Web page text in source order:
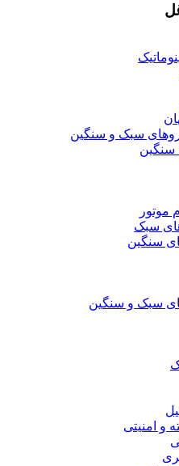
سبک و سنگین
سنگین
موتور
سبک
سنگین
سبک و سنگین
و امنیتی